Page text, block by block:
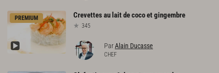
PREMIUM Crevettesau laitdecocoetgingembre
345
ParAlain Ducasse
CHEF